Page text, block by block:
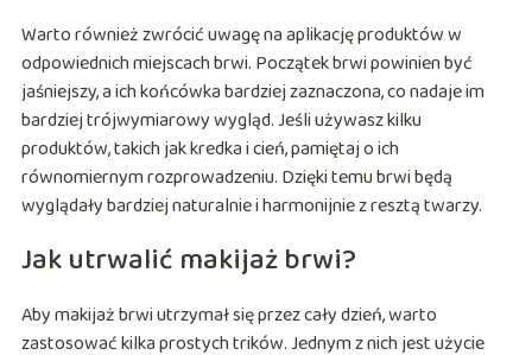
Warto również zwrócić uwagę na aplikację produktów w
odpowiednich miejscach brwi. Początek brwi powinien być
jaśniejszy, a ich końcówka bardziej zaznaczona, co nadaje im
bardziej trójwymiarowy wygląd. Jeśli używasz kilku
produktów, takich jak kredka i cień, pamiętaj o ich
równomiernym rozprowadzeniu. Dzięki temu brwi będą
wyglądały bardziej naturalnie i harmonijnie z resztą twarzy.
Jak utrwalić makijaż brwi?
Aby makijaż brwi utrzymał się przez cały dzień, warto
zastosować kilka prostych trików. Jednym z nich jest użycie